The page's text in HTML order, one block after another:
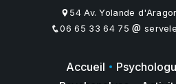
54 Av. Yolande
06 65 33 64 75
Accueil